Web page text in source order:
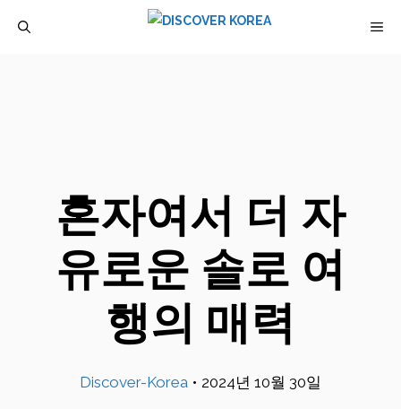
혼자여서 더 자
유로운 솔로 여
행의 매력
Discover-Korea • 2024년 10월 30일